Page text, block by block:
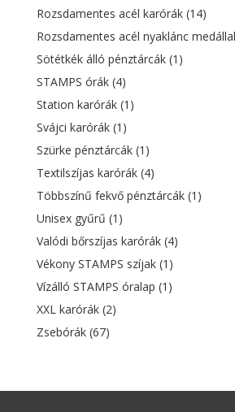
Rozsdamentes acél karórák (14)
Rozsdamentes acél nyaklánc medállal
Sötétkék álló pénztárcák (1)
STAMPS órák (4)
Station karórák (1)
Svájci karórák (1)
Szürke pénztárcák (1)
Textilszíjas karórák (4)
Többszínű fekvő pénztárcák (1)
Unisex gyűrű (1)
Valódi bőrszíjas karórák (4)
Vékony STAMPS szíjak (1)
Vízálló STAMPS óralap (1)
XXL karórák (2)
Zsebórák (67)